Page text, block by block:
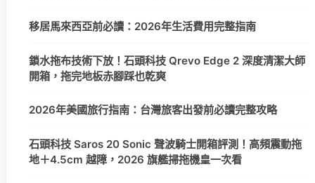
移居馬來西亞前必讀：2026年生活費用完整指南
鎖水拖布技術下放！石頭科技 Qrevo Edge 2 深度清潔大師
開箱，拖完地板赤腳踩也乾爽
2026年美國旅行指南：台灣旅客出發前必讀完整攻略
石頭科技 Saros 20 Sonic 聲波騎士開箱評測！高頻震動拖
地＋4.5cm 越障，2026 旗艦掃拖機皇一次看